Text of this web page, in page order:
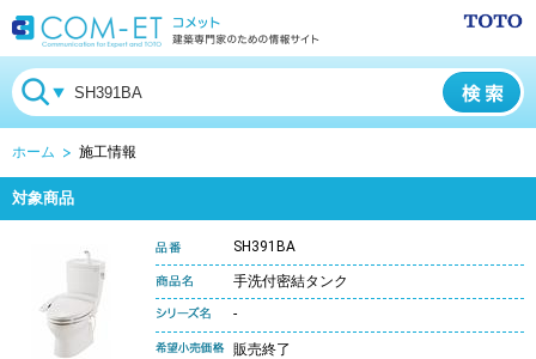
ホーム 施工情報
対象商品
SH391BA
手洗付密結タンク
-
販売終了